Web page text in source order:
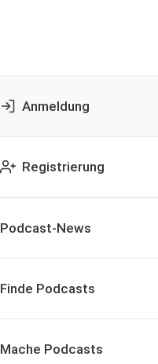
Anmeldung
Registrierung
Podcast-News
Finde Podcasts
Mache Podcasts